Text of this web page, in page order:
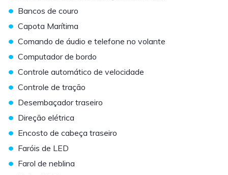
• Bancos de couro
• Capota Marítima
• Comando de áudio e telefone no volante
• Computador de bordo
• Controle automático de velocidade
• Controle de tração
• Desembaçador traseiro
• Direção elétrica
• Encosto de cabeça traseiro
• Faróis de LED
• Farol de neblina